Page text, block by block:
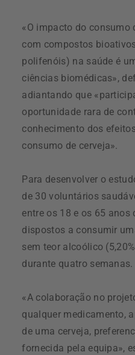
«O impacto do consumo
com compostos
polifenóis) na saúde é
ciências biomédicas»,
adiantando que
oportunidade rara de
conhecimento dos
consumo de cerveja».
Para desenvolver o
de 30 voluntários
entre os 18 e os 65 anos
dispostos a consumir
sem teor alcoólico
durante quatro semanas.
«A colaboração no
qualquer medicamento,
de uma cerveja,
fornecida pela equipa»,